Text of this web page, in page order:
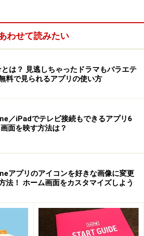
SIM（eSIM）をiPhoneで設
で利用する手順です。
SIMロックの解除を行います。
SIM
わせて読みたい
は？ 見逃しちゃったドラマもバラエテ
料で見られるアプリの使い方
／iPadでテレビ接続もできるアプリ6
面を映す方法は？
アプリのアイコンを好きな画像に変更
法！ ホーム画面をカスタマイズしよう